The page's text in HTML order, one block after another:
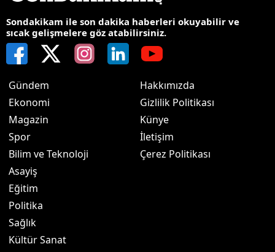
Sondakikam ile son dakika haberleri okuyabilir ve
sıcak gelişmelere göz atabilirsiniz.
Gündem
Ekonomi
Magazin
Spor
Bilim ve Teknoloji
Asayiş
Eğitim
Politika
Sağlık
Kültür Sanat
Hakkımızda
Gizlilik Politikası
Künye
İletişim
Çerez Politikası